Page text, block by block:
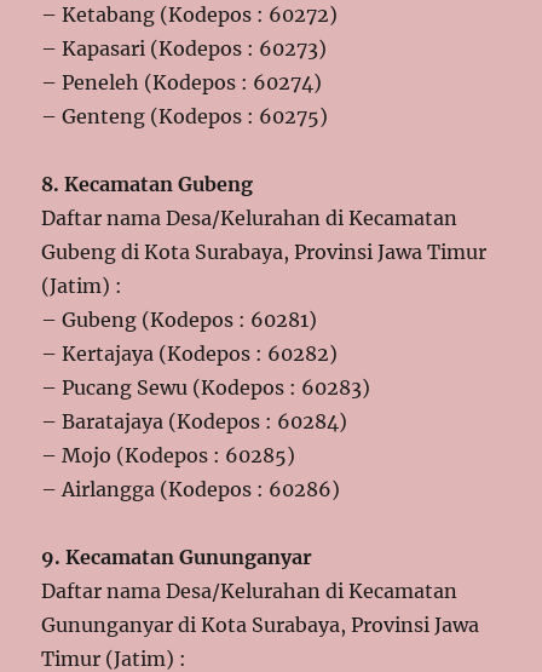
– Ketabang (Kodepos : 60272)
– Kapasari (Kodepos : 60273)
– Peneleh (Kodepos : 60274)
– Genteng (Kodepos : 60275)
8. Kecamatan Gubeng
Daftar nama Desa/Kelurahan di Kecamatan
Gubeng di Kota Surabaya, Provinsi Jawa Timur
(Jatim) :
– Gubeng (Kodepos : 60281)
– Kertajaya (Kodepos : 60282)
– Pucang Sewu (Kodepos : 60283)
– Baratajaya (Kodepos : 60284)
– Mojo (Kodepos : 60285)
– Airlangga (Kodepos : 60286)
9. Kecamatan Gununganyar
Daftar nama Desa/Kelurahan di Kecamatan
Gununganyar di Kota Surabaya, Provinsi Jawa
Timur (Jatim) :